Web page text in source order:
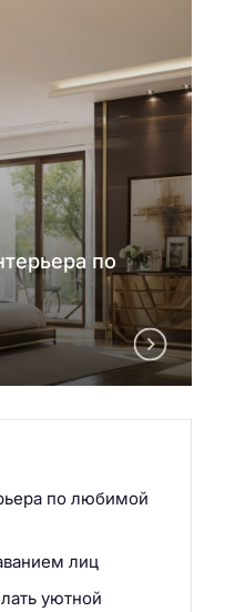
по
по любимой
лиц
уютной